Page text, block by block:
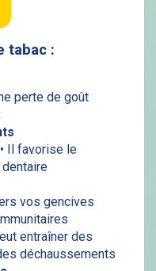
tabac :
perte de goût
Il favorise le
dentaire
vos gencives
entraîner des
déchaussements